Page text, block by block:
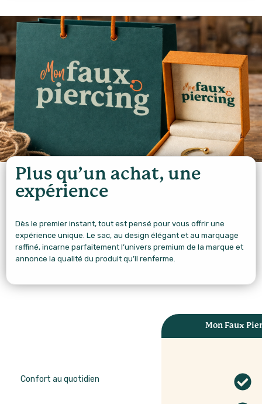
Plus qu’un achat, une
expérience
Dès le premier instant, tout est pensé pour vous offrir une
expérience unique. Le sac, au design élégant et au marquage
raffiné, incarne parfaitement l’univers premium de la marque et
annonce la qualité du produit qu’il renferme.
Mon Faux
Confort au quotidien